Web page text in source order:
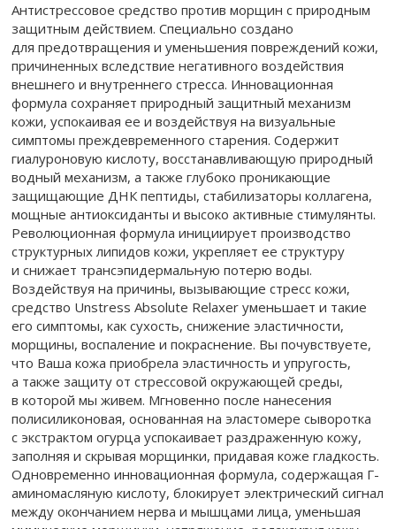
Антистрессовое средство против морщин с природным
защитным действием. Специально создано
для предотвращения и уменьшения повреждений кожи,
причиненных вследствие негативного воздействия
внешнего и внутреннего стресса. Инновационная
формула сохраняет природный защитный механизм
кожи, успокаивая ее и воздействуя на визуальные
симптомы преждевременного старения. Содержит
гиалуроновую кислоту, восстанавливающую природный
водный механизм, а также глубоко проникающие
защищающие ДНК пептиды, стабилизаторы коллагена,
мощные антиоксиданты и высоко активные стимулянты.
Революционная формула инициирует производство
структурных липидов кожи, укрепляет ее структуру
и снижает трансэпидермальную потерю воды.
Воздействуя на причины, вызывающие стресс кожи,
средство Unstress Absolute Relaxer уменьшает и такие
его симптомы, как сухость, снижение эластичности,
морщины, воспаление и покраснение. Вы почувствуете,
что Ваша кожа приобрела эластичность и упругость,
а также защиту от стрессовой окружающей среды,
в которой мы живем. Мгновенно после нанесения
полисиликоновая, основанная на эластомере сыворотка
с экстрактом огурца успокаивает раздраженную кожу,
заполняя и скрывая морщинки, придавая коже гладкость.
Одновременно инновационная формула, содержащая Г-
аминомасляную кислоту, блокирует электрический сигнал
между окончанием нерва и мышцами лица, уменьшая